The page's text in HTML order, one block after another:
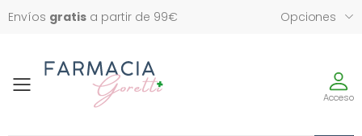
Envíos gratis a partir de 99€ Opciones
Toggle Acceso